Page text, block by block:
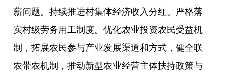
薪问题。持续推进村集体经济收入分红。严格落
实村级劳务用工制度。优化农业投资农民受益机
制，拓展农民参与产业发展渠道和方式，健全联
农带农机制，推动新型农业经营主体扶持政策与